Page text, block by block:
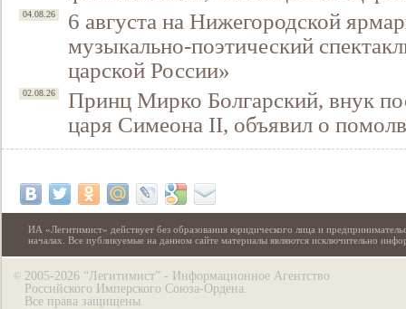
04.08.26
6 августа на Нижегородской
музыкально-поэтический
царской России»
02.08.26
Принц Мирко Болгарский, внук
царя Симеона II, объявил о
ИА «Легитимист» действует без образования юридического лица и
началах. Все публикуемые на данном сайте материалы являются исключительно
© 2005-2026 “Легитимист” - Информационное Агентство
Российского Имперского Союза-Ордена.
Все права защищены.